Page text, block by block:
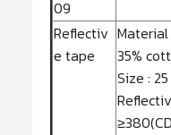
09
Reflectiv
e tape
Material
35%
Size :